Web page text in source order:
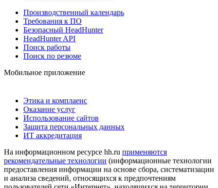
Производственный календарь
Требования к ПО
Безопасный HeadHunter
HeadHunter API
Поиск работы
Поиск по резюме
Мобильное приложение
Этика и комплаенс
Оказание услуг
Использование сайтов
Защита персональных данных
ИТ аккредитация
На информационном ресурсе hh.ru применяются
рекомендательные технологии (информационные технологии
предоставления информации на основе сбора, систематизации
и анализа сведений, относящихся к предпочтениям